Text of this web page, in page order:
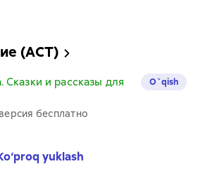
(АСТ)
и рассказы для
бесплатно
O`qish
yuklash